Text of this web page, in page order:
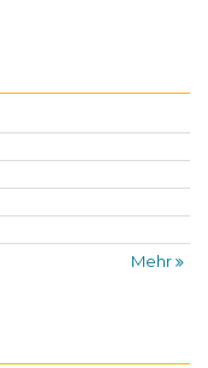
Mehr